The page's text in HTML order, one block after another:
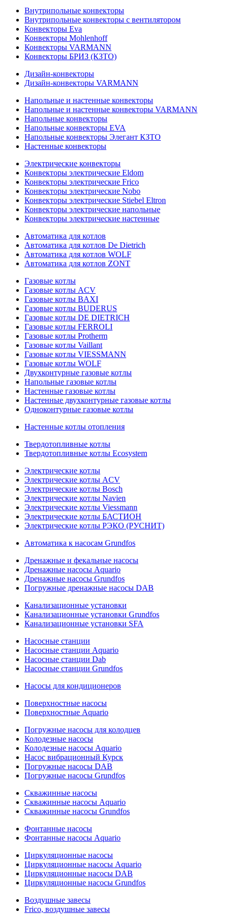
Внутрипольные конвекторы
Внутрипольные конвекторы с вентилятором
Конвекторы Eva
Конвекторы Mohlenhoff
Конвекторы VARMANN
Конвекторы БРИЗ (КЗТО)
Дизайн-конвекторы
Дизайн-конвекторы VARMANN
Напольные и настенные конвекторы
Напольные и настенные конвекторы VARMANN
Напольные конвекторы
Напольные конвекторы EVA
Напольные конвекторы Элегант КЗТО
Настенные конвекторы
Электрические конвекторы
Конвекторы электрические Eldom
Конвекторы электрические Frico
Конвекторы электрические Nobo
Конвекторы электрические Stiebel Eltron
Конвекторы электрические напольные
Конвекторы электрические настенные
Автоматика для котлов
Автоматика для котлов De Dietrich
Автоматика для котлов WOLF
Автоматика для котлов ZONT
Газовые котлы
Газовые котлы ACV
Газовые котлы BAXI
Газовые котлы BUDERUS
Газовые котлы DE DIETRICH
Газовые котлы FERROLI
Газовые котлы Protherm
Газовые котлы Vaillant
Газовые котлы VIESSMANN
Газовые котлы WOLF
Двухконтурные газовые котлы
Напольные газовые котлы
Настенные газовые котлы
Настенные двухконтурные газовые котлы
Одноконтурные газовые котлы
Настенные котлы отопления
Твердотопливные котлы
Твердотопливные котлы Ecosystem
Электрические котлы
Электрические котлы ACV
Электрические котлы Bosch
Электрические котлы Navien
Электрические котлы Viessmann
Электрические котлы БАСТИОН
Электрические котлы РЭКО (РУСНИТ)
Автоматика к насосам Grundfos
Дренажные и фекальные насосы
Дренажные насосы Aquario
Дренажные насосы Grundfos
Погружные дренажные насосы DAB
Канализационные установки
Канализационные установки Grundfos
Канализационные установки SFA
Насосные станции
Насосные станции Aquario
Насосные станции Dab
Насосные станции Grundfos
Насосы для кондиционеров
Поверхностные насосы
Поверхностные Aquario
Погружные насосы для колодцев
Колодезные насосы
Колодезные насосы Aquario
Насос вибрационный Курск
Погружные насосы DAB
Погружные насосы Grundfos
Скважинные насосы
Скважинные насосы Aquario
Скважинные насосы Grundfos
Фонтанные насосы
Фонтанные насосы Aquario
Циркуляционные насосы
Циркуляционные насосы Aquario
Циркуляционные насосы DAB
Циркуляционные насосы Grundfos
Воздушные завесы
Frico, воздушные завесы